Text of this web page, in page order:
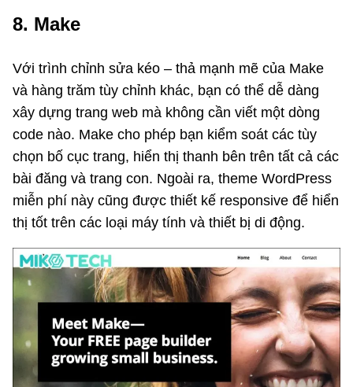
8. Make
Với trình chỉnh sửa kéo – thả mạnh mẽ của Make
và hàng trăm tùy chỉnh khác, bạn có thể dễ dàng
xây dựng trang web mà không cần viết một dòng
code nào. Make cho phép bạn kiểm soát các tùy
chọn bố cục trang, hiển thị thanh bên trên tất cả các
bài đăng và trang con. Ngoài ra, theme WordPress
miễn phí này cũng được thiết kế responsive để hiển
thị tốt trên các loại máy tính và thiết bị di động.